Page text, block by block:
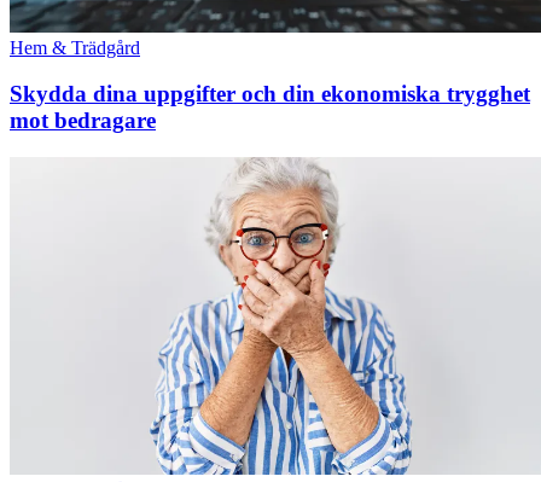
Hem & Trädgård
Skydda dina uppgifter och din ekonomiska trygghet
mot bedragare